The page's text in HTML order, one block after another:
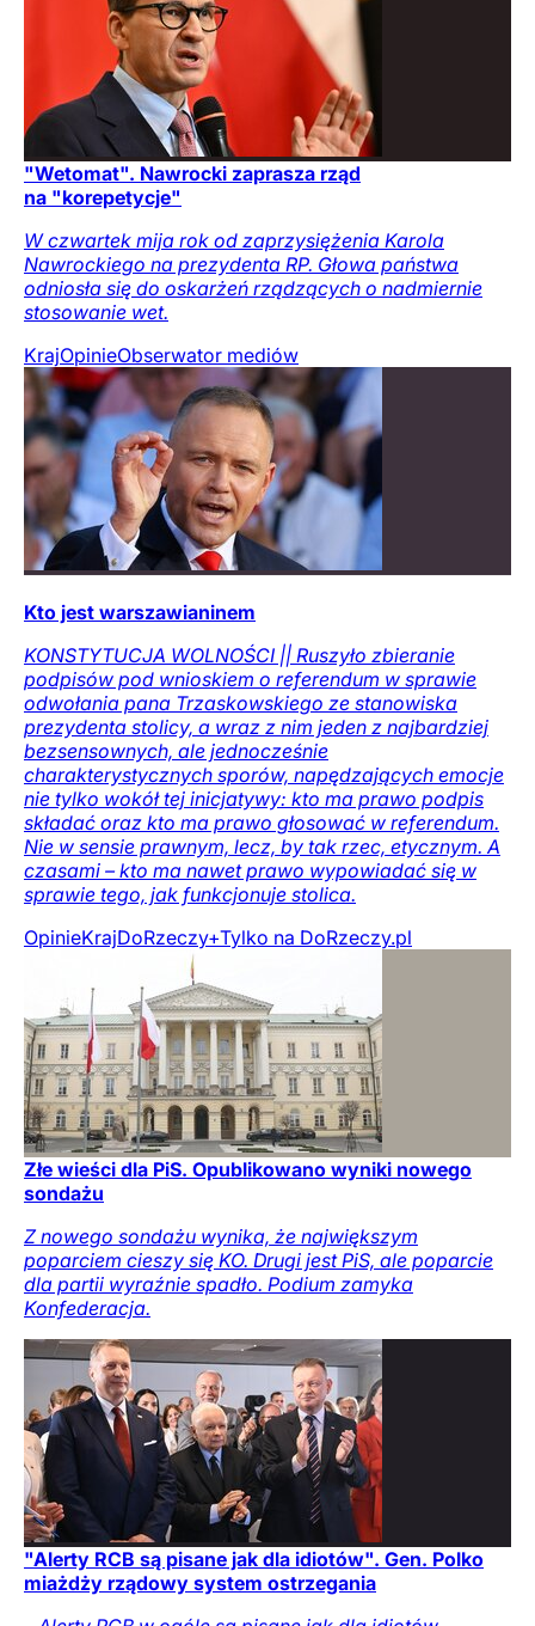
"Wetomat". Nawrocki zaprasza rząd
na "korepetycje"
W czwartek mija rok od zaprzysiężenia Karola
Nawrockiego na prezydenta RP. Głowa państwa
odniosła się do oskarżeń rządzących o nadmiernie
stosowanie wet.
KrajOpinieObserwator mediów
Kto jest warszawianinem
KONSTYTUCJA WOLNOŚCI || Ruszyło zbieranie
podpisów pod wnioskiem o referendum w sprawie
odwołania pana Trzaskowskiego ze stanowiska
prezydenta stolicy, a wraz z nim jeden z najbardziej
bezsensownych, ale jednocześnie
charakterystycznych sporów, napędzających emocje
nie tylko wokół tej inicjatywy: kto ma prawo podpis
składać oraz kto ma prawo głosować w referendum.
Nie w sensie prawnym, lecz, by tak rzec, etycznym. A
czasami – kto ma nawet prawo wypowiadać się w
sprawie tego, jak funkcjonuje stolica.
OpinieKrajDoRzeczy+Tylko na DoRzeczy.pl
Złe wieści dla PiS. Opublikowano wyniki nowego
sondażu
Z nowego sondażu wynika, że największym
poparciem cieszy się KO. Drugi jest PiS, ale poparcie
dla partii wyraźnie spadło. Podium zamyka
Konfederacja.
"Alerty RCB są pisane jak dla idiotów". Gen. Polko
miażdży rządowy system ostrzegania